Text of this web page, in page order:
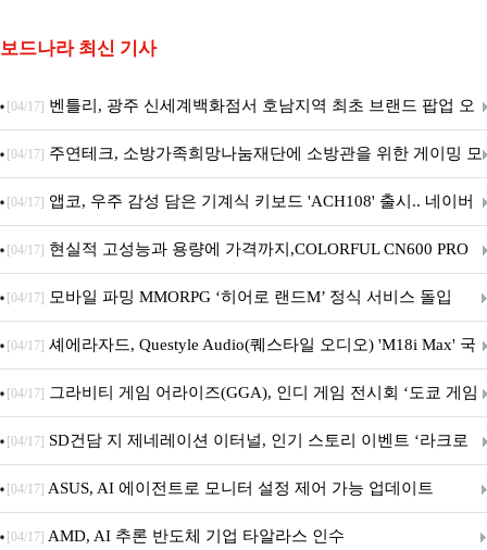
보드나라 최신 기사
[04/17] 벤틀리, 광주 신세계백화점서 호남지역 최초 브랜드 팝업 오
픈
[04/17] 주연테크, 소방가족희망나눔재단에 소방관을 위한 게이밍 모
니터·스마트 펫 침대 기부
[04/17] 앱코, 우주 감성 담은 기계식 키보드 'ACH108' 출시.. 네이버
브랜드데이 기획전 진행
[04/17] 현실적 고성능과 용량에 가격까지,COLORFUL CN600 PRO
M.2 NVMe 디앤디컴 1TB
[04/17] 모바일 파밍 MMORPG ‘히어로 랜드M’ 정식 서비스 돌입
[04/17] 셰에라자드, Questyle Audio(퀘스타일 오디오) 'M18i Max' 국
내 정식 출시
[04/17] 그라비티 게임 어라이즈(GGA), 인디 게임 전시회 ‘도쿄 게임
던전 13’ 참가!
[04/17] SD건담 지 제네레이션 이터널, 인기 스토리 이벤트 ‘라크로
아의 용사’ 재개최 및 풍성한 기념 이벤트 실시!
[04/17] ASUS, AI 에이전트로 모니터 설정 제어 가능 업데이트
[04/17] AMD, AI 추론 반도체 기업 타알라스 인수